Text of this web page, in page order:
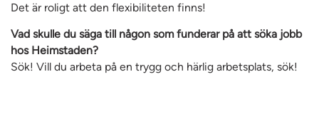
Det är roligt att den flexibiliteten finns!
Vad skulle du säga till någon som funderar på att söka jobb
hos Heimstaden?
Sök! Vill du arbeta på en trygg och härlig arbetsplats, sök!